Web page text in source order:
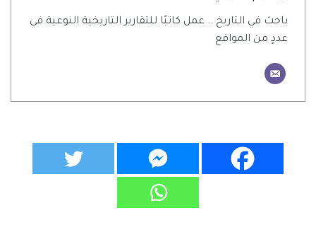
باحث في التاريخ .. عمل كاتبًا للتقارير التاريخية النوعية في
عددٍ من المواقع